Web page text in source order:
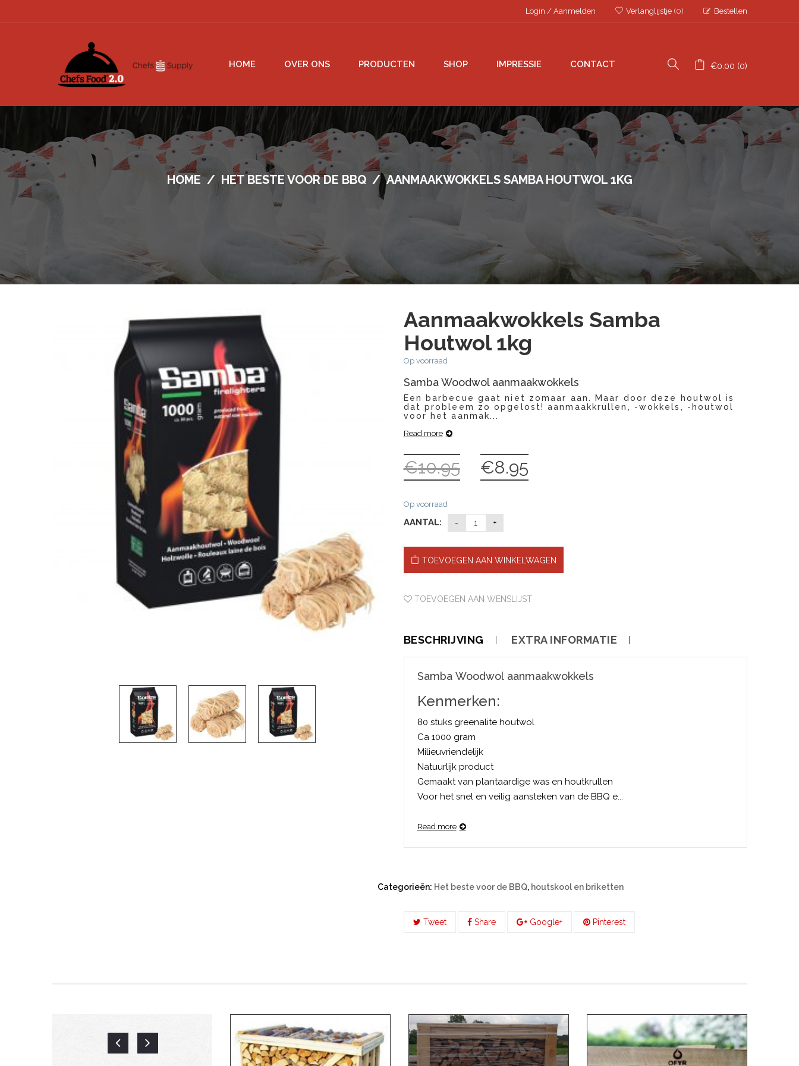
Login / Aanmelden Verlanglijstje (0) Bestellen
HOME OVER ONS PRODUCTEN SHOP IMPRESSIE CONTACT €0.00 0
HOME / HET BESTE VOOR DE BBQ / AANMAAKWOKKELS SAMBA HOUTWOL 1KG
Aanmaakwokkels Samba
Houtwol 1kg
Op voorraad
Samba Woodwol aanmaakwokkels
Een barbecue gaat niet zomaar aan. Maar door deze houtwol is
dat probleem zo opgelost! aanmaakkrullen, -wokkels, -houtwol
voor het aanmak...
Read more
€10.95
Oorspronkelijke
prijs
€8.95Huidige
prijs
Op voorraad
AANTAL:
TOEVOEGEN AAN WINKELWAGEN
TOEVOEGEN AAN WENSLIJST
BESCHRIJVING EXTRA INFORMATIE
Samba Woodwol aanmaakwokkels
Kenmerken:
80 stuks greenalite houtwol
Ca 1000 gram
Milieuvriendelijk
Natuurlijk product
Gemaakt van plantaardige was en houtkrullen
Voor het snel en veilig aansteken van de BBQ e...
Read more
Categorieën: Het beste voor de BBQ, houtskool en briketten
Tweet Share Google+ Pinterest